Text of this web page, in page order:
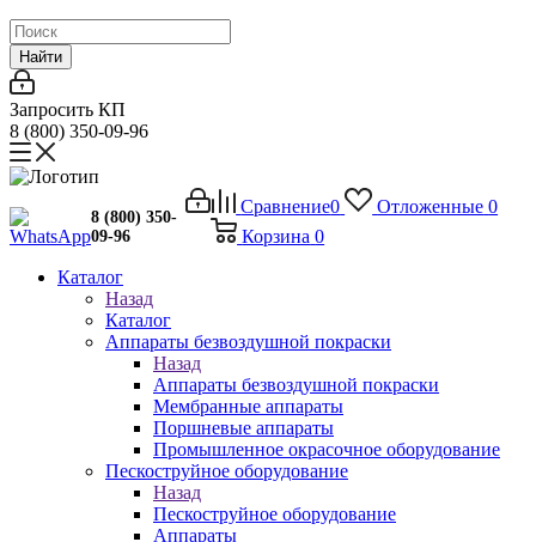
Найти
Запросить КП
8 (800) 350-09-96
Сравнение0 Отложенные 0
Корзина 0
8 (800) 350-
09-96
Каталог
Назад
Каталог
Аппараты безвоздушной покраски
Назад
Аппараты безвоздушной покраски
Мембранные аппараты
Поршневые аппараты
Промышленное окрасочное оборудование
Пескоструйное оборудование
Назад
Пескоструйное оборудование
Аппараты